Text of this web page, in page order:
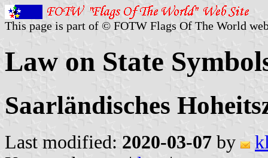
This page is part of © FOTW Flags Of The World
Law on State
Saarländisches
Last modified: 2020-03-07 by